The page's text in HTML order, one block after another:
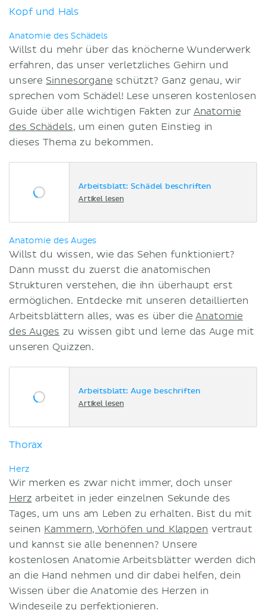
Kopf und Hals
Anatomie des Schädels
Willst du mehr über das knöcherne Wunderwerk
erfahren, das unser verletzliches Gehirn und
unsere Sinnesorgane schützt? Ganz genau, wir
sprechen vom Schädel! Lese unseren kostenlosen
Guide über alle wichtigen Fakten zur Anatomie
des Schädels, um einen guten Einstieg in
dieses Thema zu bekommen.
Arbeitsblatt: Schädel beschriften
Artikel lesen
Anatomie desAuges
Willst du wissen, wie das Sehen funktioniert?
Dann musst du zuerst die anatomischen
Strukturen verstehen, die ihn überhaupt erst
ermöglichen. Entdecke mit unseren detaillierten
Arbeitsblättern alles, was es über dieAnatomie
des Auges zu wissen gibt und lerne das Auge mit
unseren Quizzen.
Arbeitsblatt: Auge beschriften
Artikel lesen
Thorax
Herz
Wir merken es zwar nicht immer, doch unser
Herz arbeitet in jeder einzelnen Sekunde des
Tages, um uns am Leben zu erhalten. Bist du mit
seinen Kammern, Vorhöfen und Klappen vertraut
und kannst sie alle benennen? Unsere
kostenlosen Anatomie Arbeitsblätter werden dich
an die Hand nehmen und dir dabei helfen, dein
Wissen über die Anatomie des Herzen in
Windeseile zu perfektionieren.